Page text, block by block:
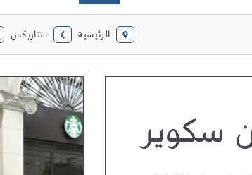
الرئيسية ستاربكس
سكوير